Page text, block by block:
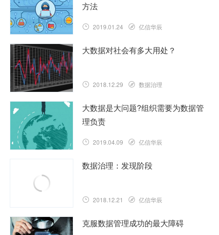
方法
2019.01.24 亿信华辰
大数据对社会有多大用处？
2018.12.29 数据治理
大数据是大问题?组织需要为数据管
理负责
2019.04.09 亿信华辰
数据治理：发现阶段
2018.12.21 亿信华辰
克服数据管理成功的最大障碍